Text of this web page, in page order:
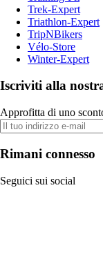
Trek-Expert
Triathlon-Expert
TripNBikers
Vélo-Store
Winter-Expert
Iscriviti alla
Approfitta di uno
Rimani connesso
Seguici sui social